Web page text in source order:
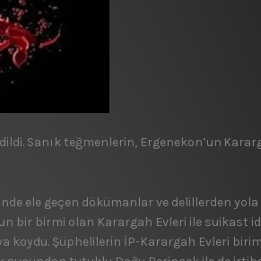
Sanık teğmenlerin, Ergenekon’un
ele geçen dökümanlar ve delillerden yola
bir birmi olan Karargah Evleri ile suikast
koydu. Şüphelilerin İP-Karargah Evleri